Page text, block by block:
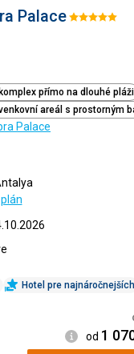
autom, taxíkom,
PalaceHodnotenie:
přímo na dlouhé pláži
areál s prostorným
Palace
Hotel pre najnáročnejších
Informácie
od 1